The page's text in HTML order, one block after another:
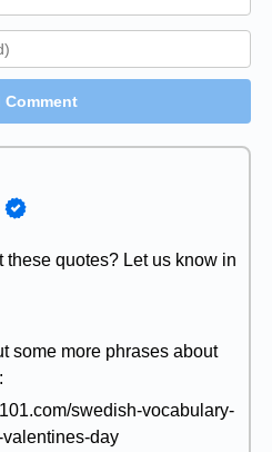
Comment
quotes? Let us know in
some more phrases about
swedish-vocabulary-
valentines-day